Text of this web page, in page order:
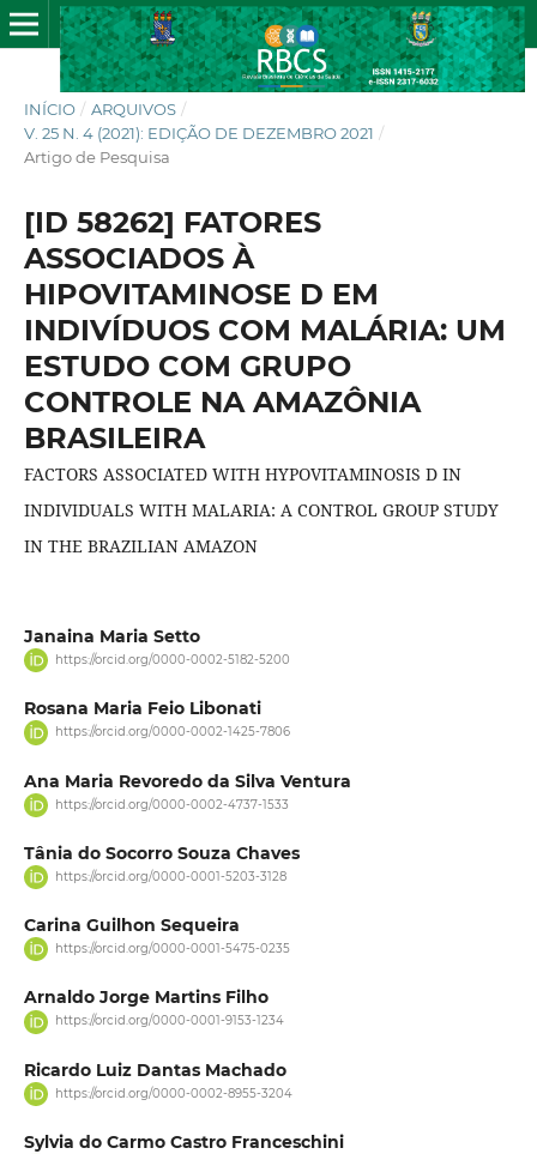
INÍCIO / ARQUIVOS /
V. 25 N. 4 (2021): EDIÇÃO DE DEZEMBRO 2021 /
Artigo de Pesquisa
[ID 58262] FATORES
ASSOCIADOS À
HIPOVITAMINOSE D EM
INDIVÍDUOS COM MALÁRIA: UM
ESTUDO COM GRUPO
CONTROLE NA AMAZÔNIA
BRASILEIRA
FACTORS ASSOCIATED WITH HYPOVITAMINOSIS D IN
INDIVIDUALS WITH MALARIA: A CONTROL GROUP STUDY
IN THE BRAZILIAN AMAZON
Janaina Maria Setto
https://orcid.org/0000-0002-5182-5200
Rosana Maria Feio Libonati
https://orcid.org/0000-0002-1425-7806
Ana Maria Revoredo da Silva Ventura
https://orcid.org/0000-0002-4737-1533
Tânia do Socorro Souza Chaves
https://orcid.org/0000-0001-5203-3128
Carina Guilhon Sequeira
https://orcid.org/0000-0001-5475-0235
Arnaldo Jorge Martins Filho
https://orcid.org/0000-0001-9153-1234
Ricardo Luiz Dantas Machado
https://orcid.org/0000-0002-8955-3204
Sylvia do Carmo Castro Franceschini